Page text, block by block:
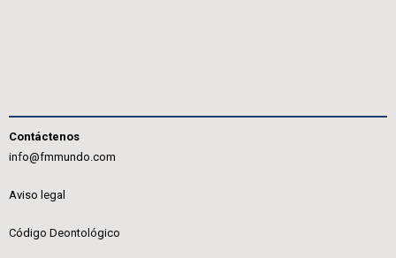
Contáctenos
info@fmmundo.com
Aviso legal
Código Deontológico